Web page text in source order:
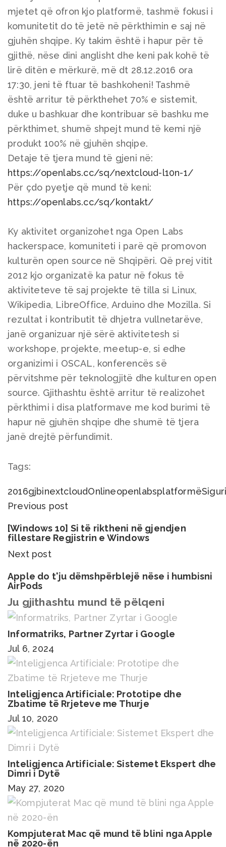
mjetet që ofron kjo platformë, tashmë fokusi i
komunitetit do të jetë në përkthimin e saj në
gjuhën shqipe. Ky takim është i hapur për të
gjithë, nëse dini anglisht dhe keni pak kohë të
lirë ditën e mërkurë, më dt 28.12.2016 ora
17:30, jeni të ftuar të bashkoheni! Tashmë
është arritur të përkthehet 70% e sistemit,
duke u bashkuar dhe kontribuar së bashku me
përkthimet, shumë shpejt mund të kemi një
produkt 100% në gjuhën shqipe.
Detaje të tjera mund të gjeni në:
https://openlabs.cc/sq/nextcloud-l10n-1/
Për çdo pyetje që mund të keni:
https://openlabs.cc/sq/kontakt/
Ky aktivitet organizohet nga Open Labs
hackerspace, komuniteti i parë që promovon
kulturën open source në Shqipëri. Që prej vitit
2012 kjo organizatë ka patur në fokus të
aktiviteteve të saj projekte të tilla si Linux,
Wikipedia, LibreOffice, Arduino dhe Mozilla. Si
rezultat i kontributit të dhjetra vullnetarëve,
janë organizuar një sërë aktivitetesh si
workshope, projekte, meetup-e, si edhe
organizimi i OSCAL, konferencës së
përvitshme për teknologjitë dhe kulturen open
source. Gjithashtu është arritur të realizohet
përkthimi i disa platformave me kod burimi të
hapur në gjuhën shqipe dhe shumë të tjera
janë drejtë përfundimit.
Tags:
2016gjbinextcloudOnlineopenlabsplatformë
Previous post
[Windows 10] Si të riktheni në gjendjen
fillestare Regjistrin e Windows
Next post
Apple do t'ju dëmshpërblejë nëse i humbisni
AirPods
Ju gjithashtu mund të pëlqeni
Informatriks, Partner Zyrtar i Google
Jul 6, 2024
Inteligjenca Artificiale: Prototipe dhe
Zbatime të Rrjeteve me Thurje
Jul 10, 2020
Inteligjenca Artificiale: Sistemet Ekspert dhe
Dimri i Dytë
May 27, 2020
Kompjuterat Mac që mund të blini nga Apple
në 2020-ën